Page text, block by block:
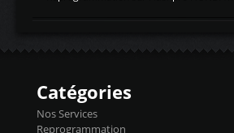
d'admissiontemp ex.
Injecteurs + Flashpro 1370€ TTC
précise et performante. Vous pourrez
basculer de la carto sans plomb à Ethanol à
l'aide du flashpro OPTION ECONOMIQUES
Catégories
Nos Services
Reprogrammation